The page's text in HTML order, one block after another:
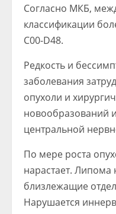
Согласно МКБ,
классификации
С00-D48.
Редкость и
заболевания
опухоли и
новообразований
центральной
По мере роста
нарастает. Липома
близлежащие
Нарушается